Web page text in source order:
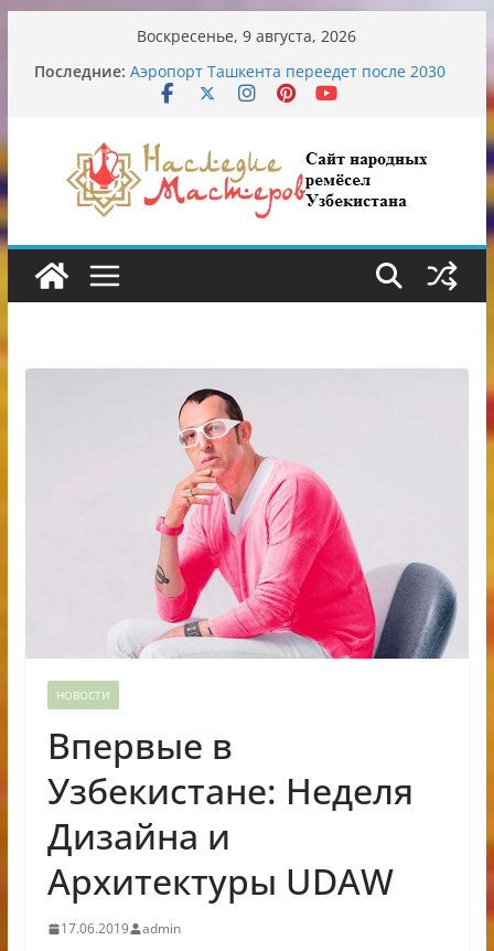
содержимому
Воскресенье, 9 августа, 2026
Последние:
Узбекские традиционные узоры:
символика и происхождение
Аэропорт Ташкента переедет после 2030
От знахарей до университетских клиник
Обрушение на одном из ключевых
перекрёстков Ташкента: перекрыт
путепровод на Буюк Ипак Йули
НОВОСТИ
Впервые в
Узбекистане: Неделя
Дизайна и
Архитектуры UDAW
17.06.2019 admin